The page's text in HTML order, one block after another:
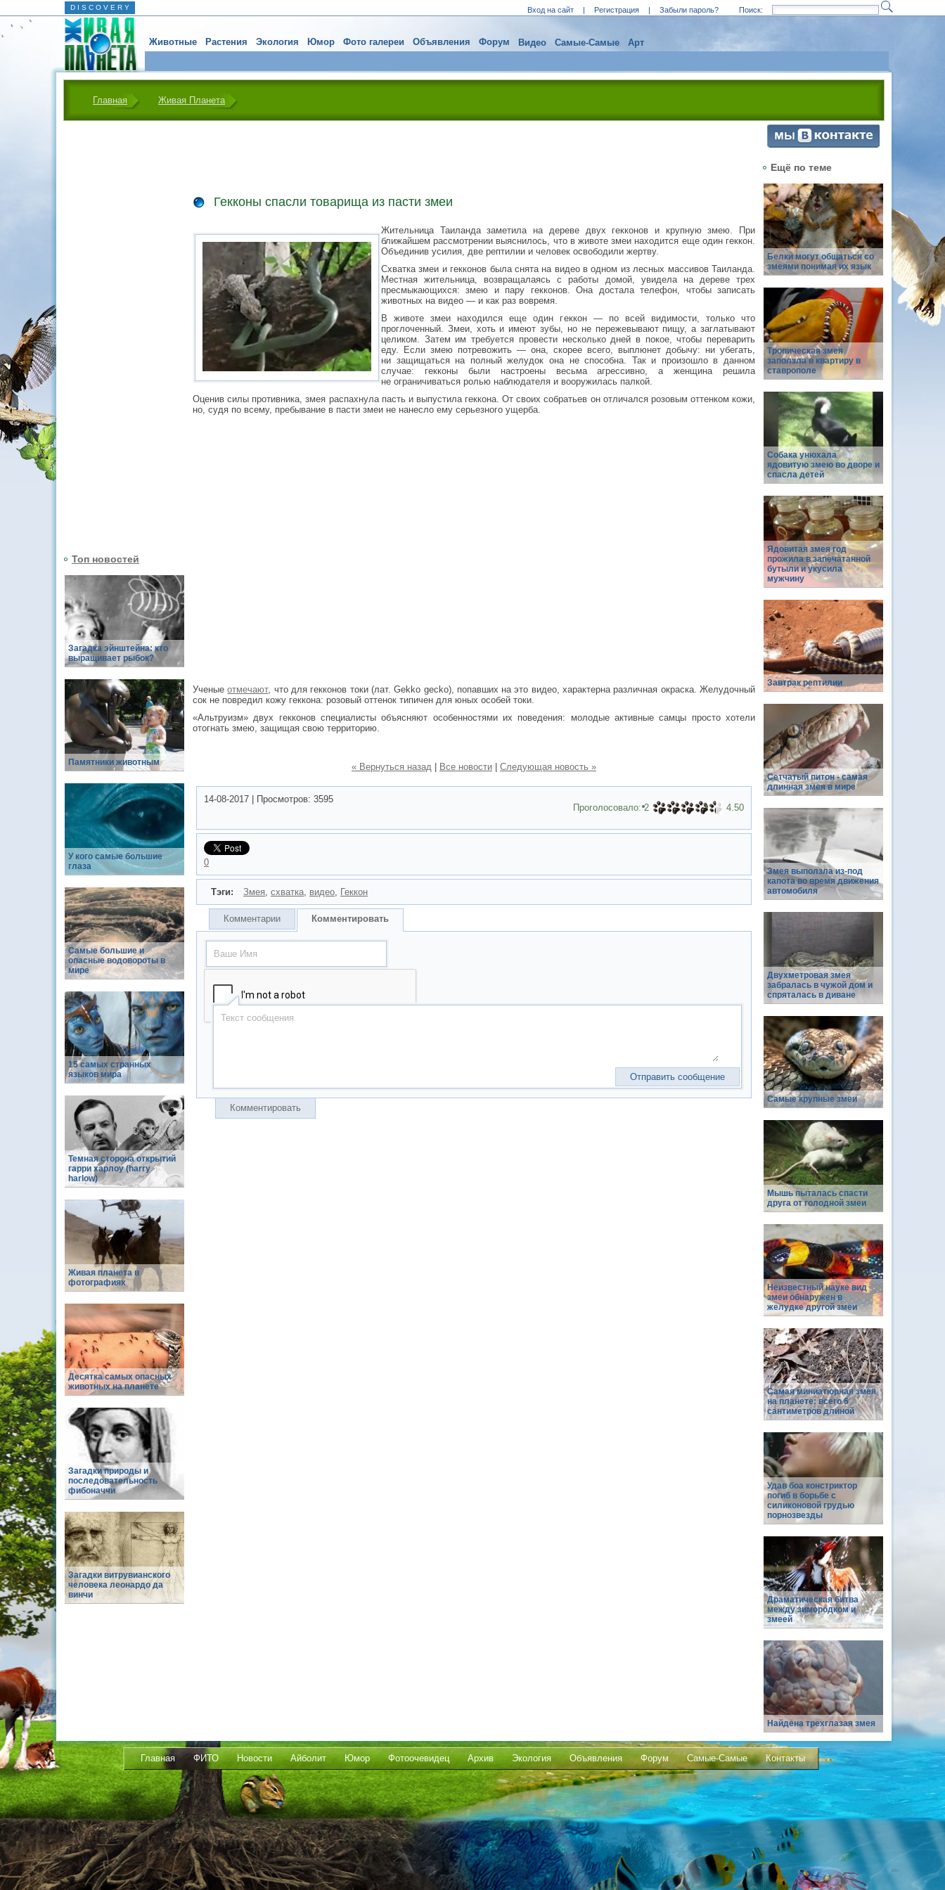
D I S C O V E R Y Вход на сайт | Регистрация | Забыли пароль? Поиск:
Животные Растения Экология Юмор Фото галереи Объявления Форум Видео Самые-Самые Арт
Главная Живая Планета
Топ новостей
Загадка эйнштейна: кто
выращивает рыбок?
Памятники животным
У кого самые большие
глаза
Самые большие и
опасные водовороты в
мире
15 самых странных
языков мира
Темная сторона открытий
гарри харлоу (harry
harlow)
Живая планета в
фотографиях
Десятка самых опасных
животных на планете
Загадки природы и
последовательность
фибоначчи
Загадки витрувианского
человека леонардо да
винчи
Гекконы спасли товарища из пасти змеи
Жительница Таиланда заметила на дереве двух гекконов и крупную змею. При
ближайшем рассмотрении выяснилось, что в животе змеи находится еще один геккон.
Объединив усилия, две рептилии и человек освободили жертву.
Схватка змеи и гекконов была снята на видео в одном из лесных массивов Таиланда.
Местная жительница, возвращалаясь с работы домой, увидела на дереве трех
пресмыкающихся: змею и пару гекконов. Она достала телефон, чтобы записать
животных на видео — и как раз вовремя.
В животе змеи находился еще один геккон — по всей видимости, только что
проглоченный. Змеи, хоть и имеют зубы, но не пережевывают пищу, а заглатывают
целиком. Затем им требуется провести несколько дней в покое, чтобы переварить
еду. Если змею потревожить — она, скорее всего, выплюнет добычу: ни убегать,
ни защищаться на полный желудок она не способна. Так и произошло в данном
случае: гекконы были настроены весьма агрессивно, а женщина решила
не ограничиваться ролью наблюдателя и вооружилась палкой.
Оценив силы противника, змея распахнула пасть и выпустила геккона. От своих собратьев он отличался розовым оттенком кожи,
но, судя по всему, пребывание в пасти змеи не нанесло ему серьезного ущерба.
Ученыеотмечают, что для гекконов токи (лат. Gekko gecko), попавших на это видео, характерна различная окраска. Желудочный
сок не повредил кожу геккона: розовый оттенок типичен для юных особей токи.
«Альтруизм» двух гекконов специалисты объясняют особенностями их поведения: молодые активные самцы просто хотели
отогнать змею, защищая свою территорию.
« Вернуться назад Все новости Следующая новость »
14-08-2017 Просмотров: 3595
Проголосовало:2 4.50
0
Тэги: Змея, схватка, видео, Геккон
Комментарии Комментировать
Комментировать
Ещё по теме
Белки могут общаться со
змеями понимая их язык
Тропическая змея
заползла в квартиру в
ставрополе
Собака унюхала
ядовитую змею во дворе и
спасла детей
Ядовитая змея год
прожила в запечатанной
бутыли и укусила
мужчину
Завтрак рептилии
Сетчатый питон - самая
длинная змея в мире
Змея выползла из-под
капота во время движения
автомобиля
Двухметровая змея
забралась в чужой дом и
спряталась в диване
Самые крупные змеи
Мышь пыталась спасти
друга от голодной змеи
Неизвестный науке вид
змеи обнаружен в
желудке другой змеи
Самая миниатюрная змея
на планете: всего 6
сантиметров длиной
Удав боа констриктор
погиб в борьбе с
силиконовой грудью
порнозвезды
Драматическая битва
между зимородком и
змеей
Найдена трехглазая змея
Главная ФИТО Новости Айболит Юмор Фотоочевидец Архив Экология Объявления Форум Самые-Самые Контакты